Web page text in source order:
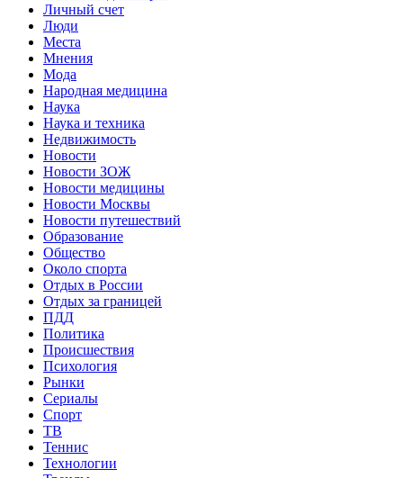
Личный счет
Люди
Места
Мнения
Мода
Народная медицина
Наука
Наука и техника
Недвижимость
Новости
Новости ЗОЖ
Новости медицины
Новости Москвы
Новости путешествий
Образование
Общество
Около спорта
Отдых в России
Отдых за границей
ПДД
Политика
Происшествия
Психология
Рынки
Сериалы
Спорт
ТВ
Теннис
Технологии